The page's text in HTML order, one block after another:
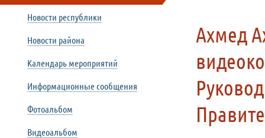
Ахмед
Новости республики
Новости района
Календарь мероприятий
Информационные сообщения
Фотоальбом
Видеоальбом